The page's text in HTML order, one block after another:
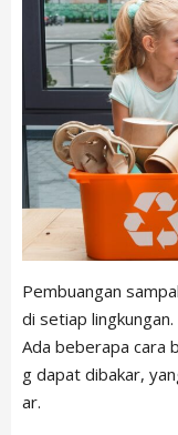
Pembuangan
di setiap lingkungan.
Ada beberapa cara
g dapat dibakar,
ar.